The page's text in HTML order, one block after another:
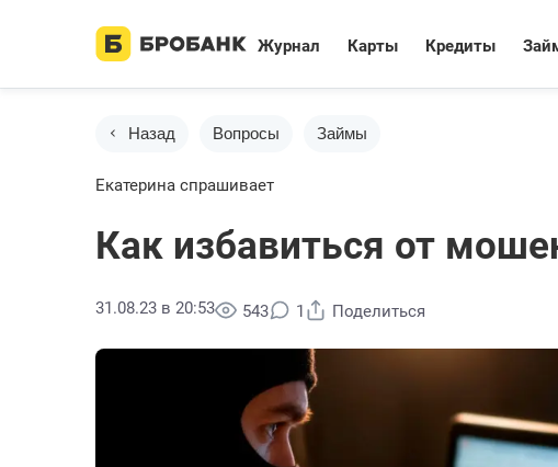
Журнал Карты Кредиты
Назад Вопросы Займы
Екатерина спрашивает
Как избавиться от
31.08.23 в 20:53 543 1 Поделиться